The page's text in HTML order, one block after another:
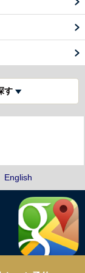
す
English